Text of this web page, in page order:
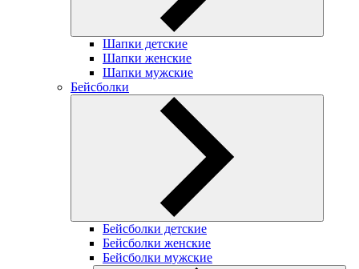
Шапки детские
Шапки женские
Шапки мужские
Бейсболки
Бейсболки детские
Бейсболки женские
Бейсболки мужские